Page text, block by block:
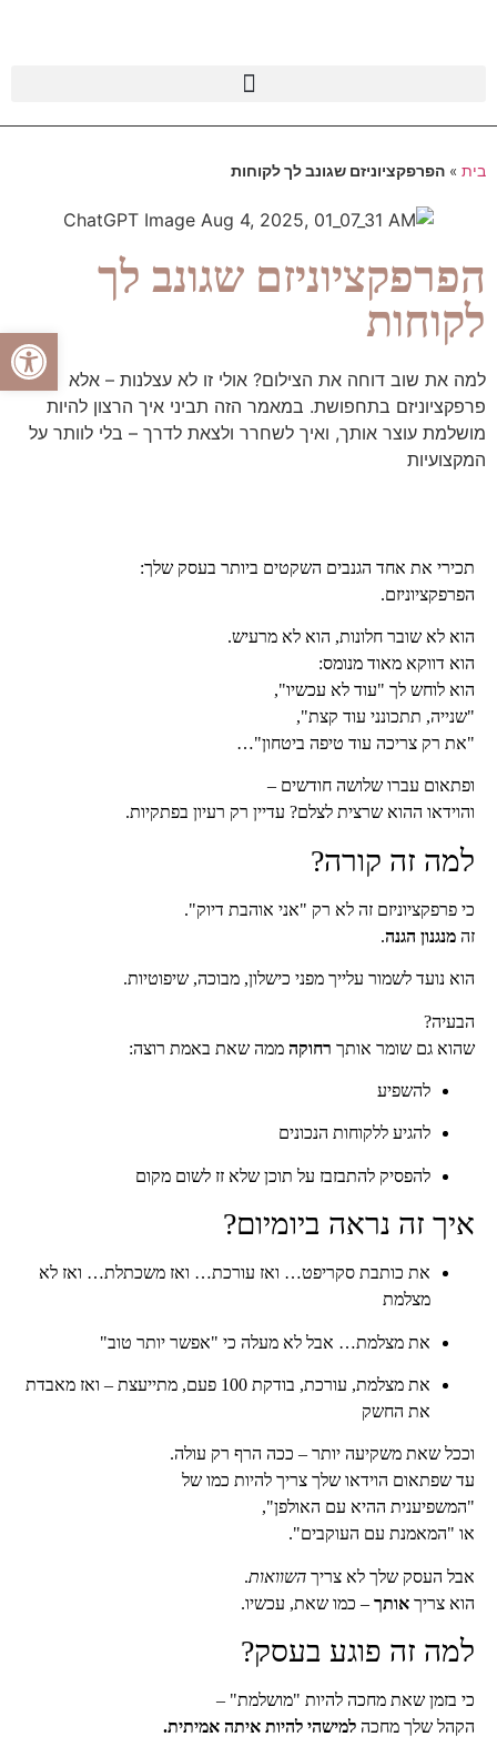
בית » הפרפקציוניזם שגונב לך לקוחות
הפרפקציוניזם שגונב לך
לקוחות
למה את שוב דוחה את הצילום? אולי זו לא עצלנות – אלא
פרפקציוניזם בתחפושת. במאמר הזה תביני איך הרצון להיות
מושלמת עוצר אותך, ואיך לשחרר ולצאת לדרך – בלי לוותר על
המקצועיות
תכירי את אחד הגנבים השקטים ביותר בעסק שלך:
הפרפקציוניזם.
הוא לא שובר חלונות, הוא לא מרעיש.
הוא דווקא מאוד מנומס:
הוא לוחש לך "עוד לא עכשיו",
"שנייה, תתכונני עוד קצת",
"את רק צריכה עוד טיפה ביטחון"…
ופתאום עברו שלושה חודשים –
והוידאו ההוא שרצית לצלם? עדיין רק רעיון בפתקיות.
למה זה קורה?
כי פרפקציוניזם זה לא רק "אני אוהבת דיוק".
זה מנגנון הגנה.
הוא נועד לשמור עלייך מפני כישלון, מבוכה, שיפוטיות.
הבעיה?
שהוא גם שומר אותך רחוקה ממה שאת באמת רוצה:
להשפיע
להגיע ללקוחות הנכונים
להפסיק להתבזבז על תוכן שלא זז לשום מקום
איך זה נראה ביומיום?
את כותבת סקריפט… ואז עורכת… ואז משכתלת… ואז לא
מצלמת
את מצלמת… אבל לא מעלה כי "אפשר יותר טוב"
את מצלמת, עורכת, בודקת 100 פעם, מתייעצת – ואז מאבדת
את החשק
וככל שאת משקיעה יותר – ככה הרף רק עולה.
עד שפתאום הוידאו שלך צריך להיות כמו של
"המשפיענית ההיא עם האולפן",
או "המאמנת עם העוקבים".
אבל העסק שלך לא צריך השוואות.
הוא צריך אותך – כמו שאת, עכשיו.
למה זה פוגע בעסק?
כי בזמן שאת מחכה להיות "מושלמת" –
הקהל שלך מחכה למישהי להיות איתה אמיתית.
פתח